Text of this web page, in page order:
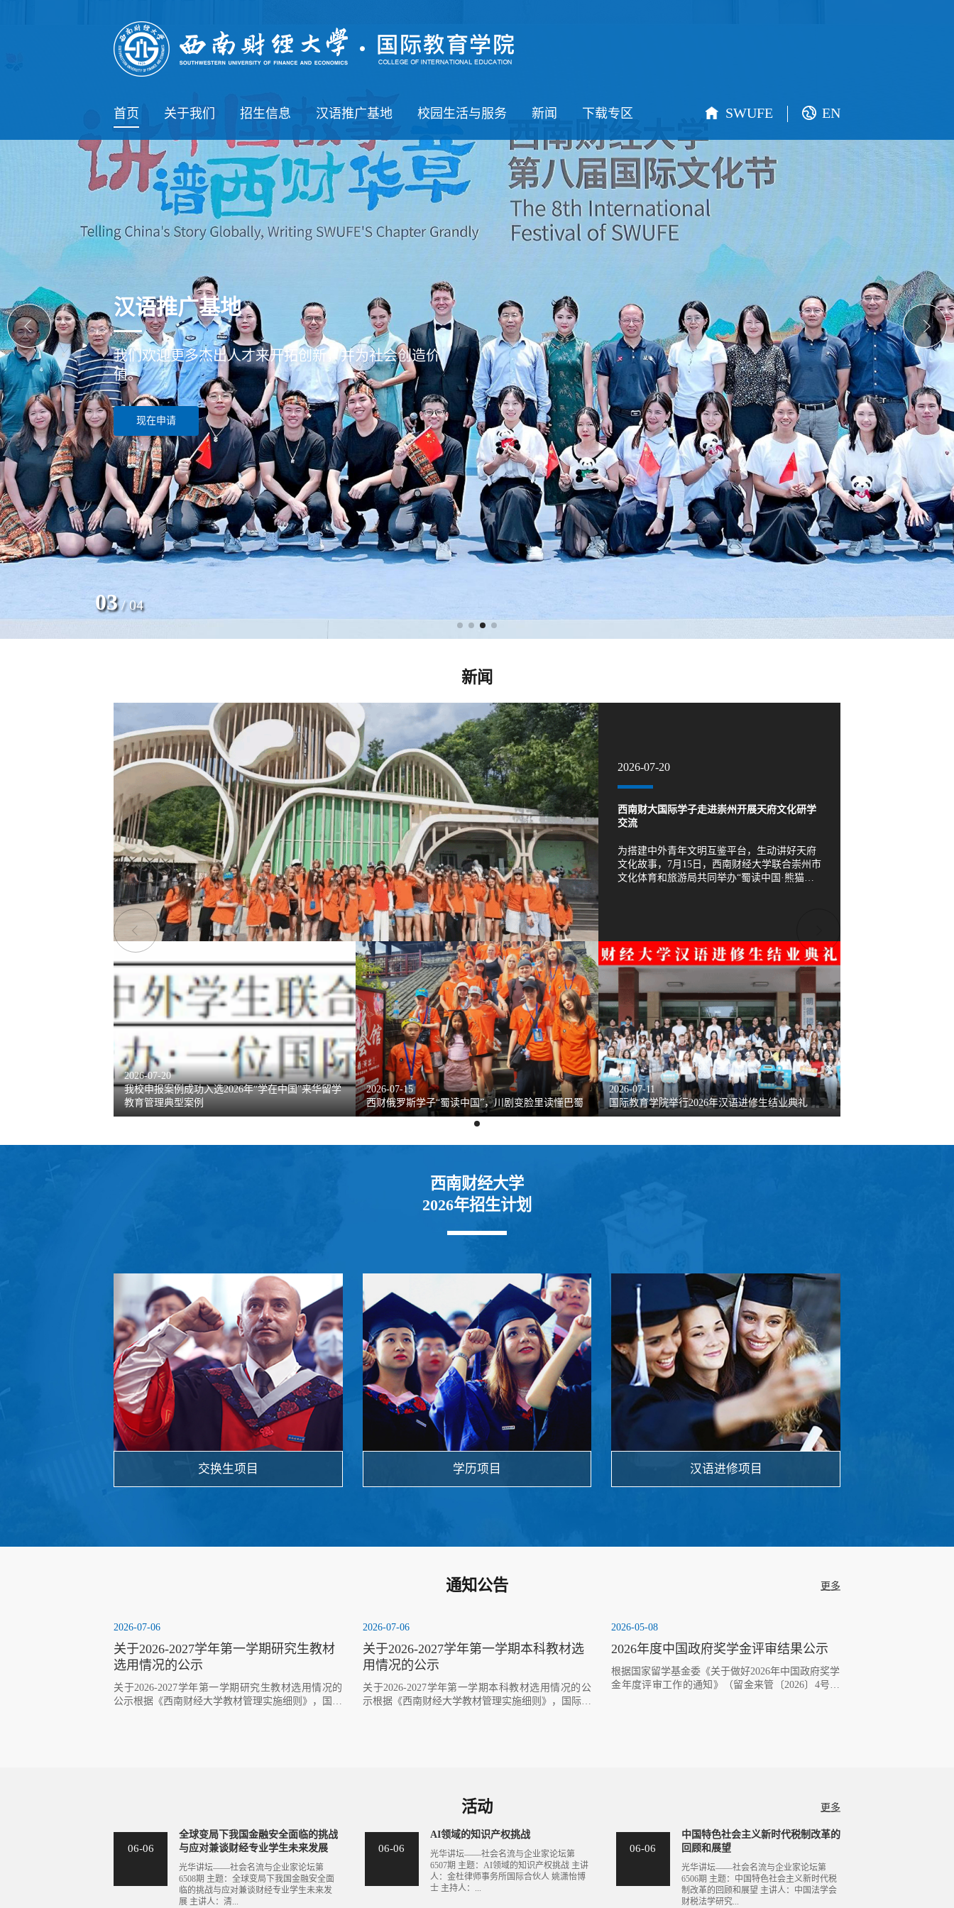
首页 关于我们 招生信息 汉语推广基地 校园生活与服务 新闻 下载专区 SWUFE EN
学院简介
学在SWUFE - 更优质的前瞻与更广阔的视野。
04/04
新闻
2026-07-20
西南财大国际学子走进崇州开展天府文化研学
交流
为搭建中外青年文明互鉴平台，生动讲好天府
文化故事，7月15日，西南财经大学联合崇州市
文化体育和旅游局共同举办“蜀读中国·熊猫甄
等多重特色资源，打造层次丰富、沉浸式的巴
蜀文化实践线路。
2026-07-20
我校申报案例成功入选2026年“学在中国”来华留学
教育管理典型案例
2026-07-15
西财俄罗斯学子“蜀读中国”，川剧变脸里读懂巴蜀
2026-07-11
国际教育学院举行2026年汉语进修生结业典礼
西南财经大学
2026年招生计划
交换生项目 学历项目 汉语进修项目
通知公告 更多
2026-07-06
关于2026-2027学年第一学期研究生教材
选用情况的公示
​关于2026-2027学年第一学期研究生教材选用情况的
公示根据《西南财经大学教材管理实施细则》，国际
2026-07-06
关于2026-2027学年第一学期本科教材选
用情况的公示
​关于2026-2027学年第一学期本科教材选用情况的公
示根据《西南财经大学教材管理实施细则》，国际教
日联系人：马楠联系方式：028-87353263国际教育学
2026-05-08
2026年度中国政府奖学金评审结果公示
​根据国家留学基金委《关于做好2026年中国政府奖学
金年度评审工作的通知》（留金来管〔2026〕4号）
活动 更多
06-06
全球变局下我国金融安全面临的挑战
与应对兼谈财经专业学生未来发展
光华讲坛——社会名流与企业家论坛第
6508期 主题：全球变局下我国金融安全面
临的挑战与应对兼谈财经专业学生未来发
展 主讲人：清...
06-06
AI领域的知识产权挑战
光华讲坛——社会名流与企业家论坛第
6507期 主题：AI领域的知识产权挑战 主讲
人：金杜律师事务所国际合伙人 姚潇怡博
士 主持人：...
06-06
中国特色社会主义新时代税制改革的
回顾和展望
光华讲坛——社会名流与企业家论坛第
6506期 主题：中国特色社会主义新时代税
制改革的回顾和展望 主讲人：中国法学会
财税法学研究...